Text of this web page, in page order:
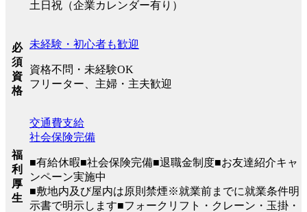
土日祝（企業カレンダー有り）
必
須
資
格
未経験・初心者も歓迎
資格不問・未経験OK
フリーター、主婦・主夫歓迎
福
利
厚
生
交通費支給
社会保険完備
■有給休暇■社会保険完備■退職金制度■お友達紹介キャ
ンペーン実施中
■敷地内及び屋内は原則禁煙※就業前までに就業条件明
示書で明示します■フォークリフト・クレーン・玉掛・